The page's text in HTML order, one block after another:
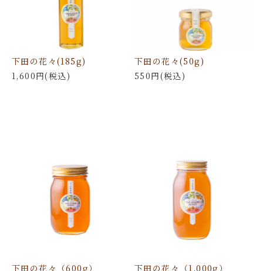
下田の花々(185g)
1,600円(税込)
下田の花々(50g)
550円(税込)
下田の花々（600g）
下田の花々（1,000g）